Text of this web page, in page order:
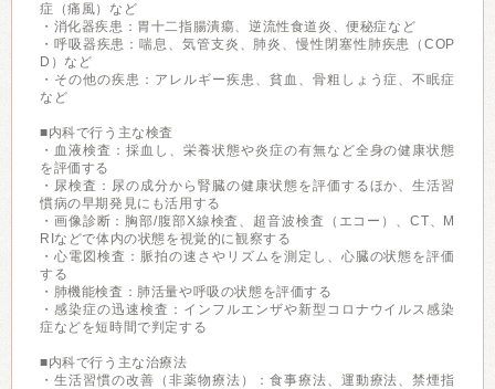
症（痛風）など
・消化器疾患：胃十二指腸潰瘍、逆流性食道炎、便秘症など
・呼吸器疾患：喘息、気管支炎、肺炎、慢性閉塞性肺疾患（COP
D）など
・その他の疾患：アレルギー疾患、貧血、骨粗しょう症、不眠症
など
■内科で行う主な検査
・血液検査：採血し、栄養状態や炎症の有無など全身の健康状態
を評価する
・尿検査：尿の成分から腎臓の健康状態を評価するほか、生活習
慣病の早期発見にも活用する
・画像診断：胸部/腹部X線検査、超音波検査（エコー）、CT、M
RIなどで体内の状態を視覚的に観察する
・心電図検査：脈拍の速さやリズムを測定し、心臓の状態を評価
する
・肺機能検査：肺活量や呼吸の状態を評価する
・感染症の迅速検査：インフルエンザや新型コロナウイルス感染
症などを短時間で判定する
■内科で行う主な治療法
・生活習慣の改善（非薬物療法）：食事療法、運動療法、禁煙指